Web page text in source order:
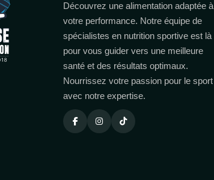
Découvrez une alimentation adaptée à
votre performance. Notre équipe de
spécialistes en nutrition sportive est là
pour vous guider vers une meilleure
santé et des résultats optimaux.
Nourrissez votre passion pour le sport
avec notre expertise.